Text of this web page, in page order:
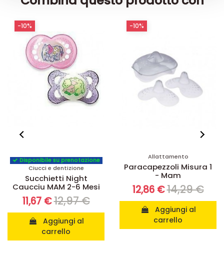
Disponibile su prenotazione
Ciucci e dentizione
Succhietti Night
Caucciu MAM 2-6 Mesi
11,67 €12,97 €
carrello
-10%
Allattamento
Paracapezzoli Misura 1
- Mam
12,86 €14,29 €
carrello
-10%